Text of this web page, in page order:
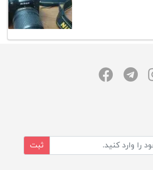
آگهی بیشتر
ثبت